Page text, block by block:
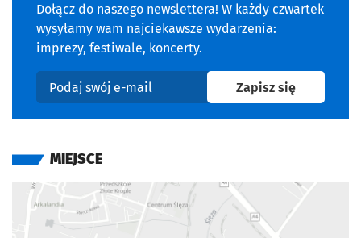
Dołącz do naszego newslettera! W każdy czwartek
wysyłamy wam najciekawsze wydarzenia:
imprezy, festiwale, koncerty.
Podaj swój e-mail
Zapisz sięna
MIEJSCE